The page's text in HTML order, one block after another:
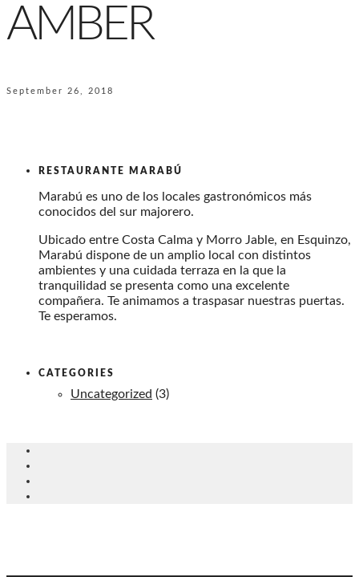
AMBER
September 26, 2018
RESTAURANTE MARABÚ
Marabú es uno de los locales gastronómicos más
conocidos del sur majorero.
Ubicado entre Costa Calma y Morro Jable, en Esquinzo,
Marabú dispone de un amplio local con distintos
ambientes y una cuidada terraza en la que la
tranquilidad se presenta como una excelente
compañera. Te animamos a traspasar nuestras puertas.
Te esperamos.
CATEGORIES
Uncategorized (3)